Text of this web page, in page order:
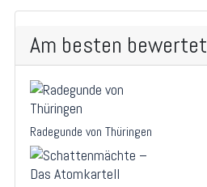
Am besten bewertet
Radegunde von Thüringen